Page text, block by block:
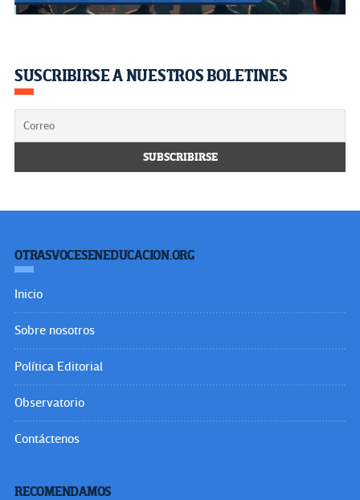
SUSCRIBIRSE A NUESTROS BOLETINES
OTRASVOCESENEDUCACION.ORG
Inicio
Sobre nosotros
Política Editorial
Observatorio
Contáctenos
RECOMENDAMOS